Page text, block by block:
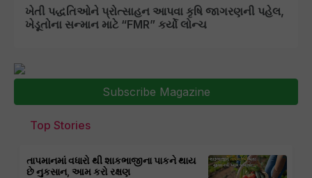
ખેતી પદ્ધતિઓને પ્રોત્સાહન આપવા કૃષિ જાગરણની પહેલ,
ખેડૂતોના સન્માન માટે “FMR” કર્યો લોન્ચ
Subscribe Magazine
Top Stories
તાપમાનમાં વધારો થી શાકભાજીના પાકને થાય
છે નુકસાન, આમ કરો રક્ષણ